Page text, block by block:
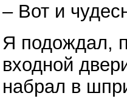
– Вот и
Я подождал,
входной
набрал в